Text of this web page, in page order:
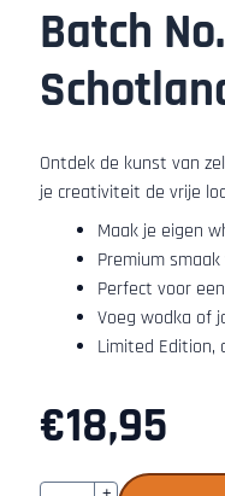
Batch
Ontdek de kunst van
je creativiteit de vrije
Maak je eigen
Premium
Perfect voor
Voeg wodka of
Limited Edition,
€18,95